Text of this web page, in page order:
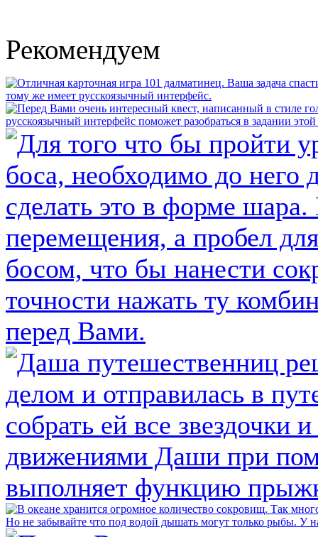
Рекомендуем